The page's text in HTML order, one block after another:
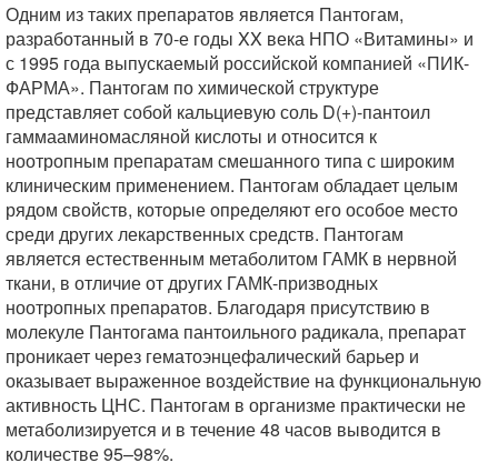
Одним из таких препаратов является Пантогам,
разработанный в 70-е годы XX века НПО «Витамины» и
с 1995 года выпускаемый российской компанией «ПИК-
ФАРМА». Пантогам по химической структуре
представляет собой кальциевую соль D(+)-пантоил
гаммааминомасляной кислоты и относится к
ноотропным препаратам смешанного типа с широким
клиническим применением. Пантогам обладает целым
рядом свойств, которые определяют его особое место
среди других лекарственных средств. Пантогам
является естественным метаболитом ГАМК в нервной
ткани, в отличие от других ГАМК-призводных
ноотропных препаратов. Благодаря присутствию в
молекуле Пантогама пантоильного радикала, препарат
проникает через гематоэнцефалический барьер и
оказывает выраженное воздействие на функциональную
активность ЦНС. Пантогам в организме практически не
метаболизируется и в течение 48 часов выводится в
количестве 95–98%.